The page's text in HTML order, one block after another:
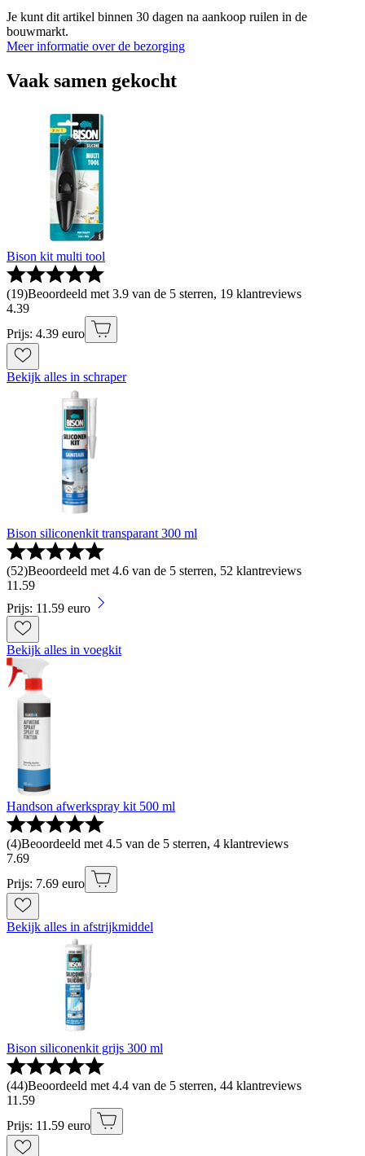
Je kunt dit artikel binnen 30 dagen na aankoop ruilen in de
bouwmarkt.
Meer informatie over de bezorging
Vaak samen gekocht
Bison kit multi tool
(19)Beoordeeld met 3.9 van de 5 sterren, 19 klantreviews
4.39
Prijs: 4.39 euro
Bekijk alles in schraper
Bison siliconenkit transparant 300 ml
(52)Beoordeeld met 4.6 van de 5 sterren, 52 klantreviews
11.59
Prijs: 11.59 euro
Bekijk alles in voegkit
Handson afwerkspray kit 500 ml
(4)Beoordeeld met 4.5 van de 5 sterren, 4 klantreviews
7.69
Prijs: 7.69 euro
Bekijk alles in afstrijkmiddel
Bison siliconenkit grijs 300 ml
(44)Beoordeeld met 4.4 van de 5 sterren, 44 klantreviews
11.59
Prijs: 11.59 euro